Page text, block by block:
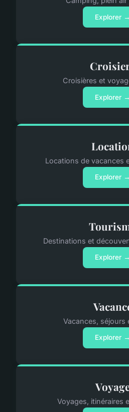
Explorer →
Croisières et
Explorer →
Locations de vacances
Explorer →
Destinations et
Explorer →
Vacances, séjours
Explorer →
Voyages, itinéraires